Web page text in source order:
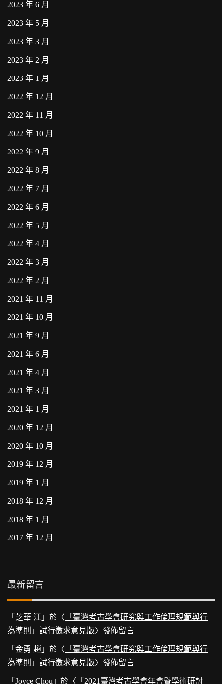
2023 年 6 月
2023 年 5 月
2023 年 3 月
2023 年 2 月
2023 年 1 月
2022 年 12 月
2022 年 11 月
2022 年 10 月
2022 年 9 月
2022 年 8 月
2022 年 7 月
2022 年 6 月
2022 年 5 月
2022 年 4 月
2022 年 3 月
2022 年 2 月
2021 年 11 月
2021 年 10 月
2021 年 9 月
2021 年 6 月
2021 年 4 月
2021 年 3 月
2021 年 1 月
2020 年 12 月
2020 年 10 月
2019 年 12 月
2019 年 1 月
2018 年 12 月
2018 年 1 月
2017 年 12 月
最新留言
「 芝華 江 」於〈 「臺灣考古學會研究與工作倫理規範與行
為準則」試行徵求意見版〉發佈留言
「 金勇 趙 」於〈 「臺灣考古學會研究與工作倫理規範與行
為準則」試行徵求意見版〉發佈留言
「 Joyce Chou 」於〈 「2021臺灣考古學會年會暨學術研討